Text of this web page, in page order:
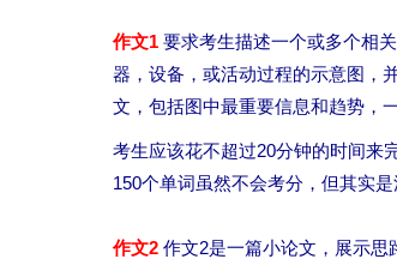
作文1 要求考生描述一个或多个相
器，设备，或活动过程的示意图，
文，包括图中最重要信息和趋势，
考生应该花不超过20分钟的时间来
150个单词虽然不会考分，但其实
作文2 作文2是一篇小论文，展示思